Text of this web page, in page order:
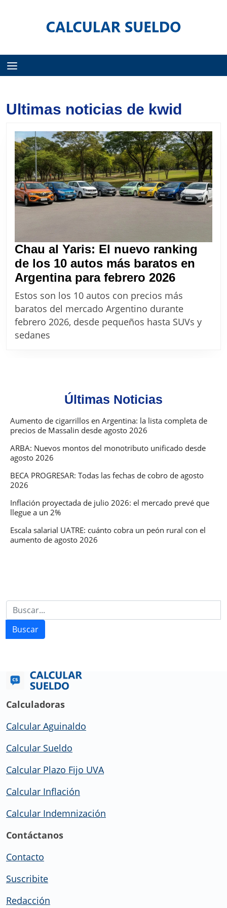
Ultimas noticias de kwid
Chau al Yaris: El nuevo ranking
de los 10 autos más baratos en
Argentina para febrero 2026Chau
al
Yaris:
El
más
en
para
2026
Estos son los 10 autos con precios más
baratos del mercado Argentino durante
febrero 2026, desde pequeños hasta SUVs y
sedanes
Últimas Noticias
Aumento de cigarrillos en Argentina: la lista completa de
precios de Massalin desde agosto 2026
ARBA: Nuevos montos del monotributo unificado desde
agosto 2026
BECA PROGRESAR: Todas las fechas de cobro de agosto
2026
Inflación proyectada de julio 2026: el mercado prevé que
llegue a un 2%
Escala salarial UATRE: cuánto cobra un peón rural con el
aumento de agosto 2026
Buscar
Calculadoras
Calcular Aguinaldo
Calcular Sueldo
Calcular Plazo Fijo UVA
Calcular Inflación
Calcular Indemnización
Contáctanos
Contacto
Suscribite
Redacción